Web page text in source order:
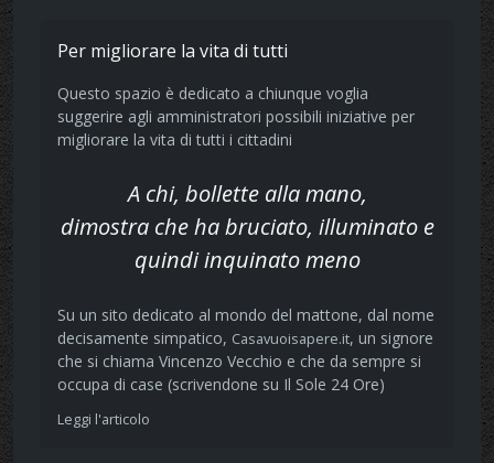
Per migliorare la vita di tutti
Questo spazio è dedicato a chiunque voglia
suggerire agli amministratori possibili iniziative per
migliorare la vita di tutti i cittadini
A chi, bollette alla mano,
dimostra che ha bruciato, illuminato e
quindi inquinato meno
Su un sito dedicato al mondo del mattone, dal nome
decisamente simpatico, Casavuoisapere.it, un signore
che si chiama Vincenzo Vecchio e che da sempre si
occupa di case (scrivendone su Il Sole 24 Ore)
Leggi l'articolo